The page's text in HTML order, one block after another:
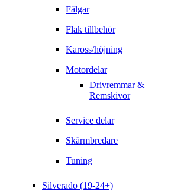
Fälgar
Flak tillbehör
Kaross/höjning
Motordelar
Drivremmar &
Remskivor
Service delar
Skärmbredare
Tuning
Silverado (19-24+)